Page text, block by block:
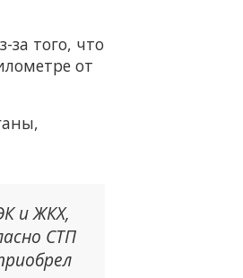
за того, что
от
и ЖКХ,
СТП